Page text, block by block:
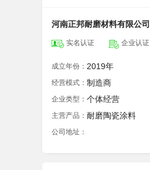
河南正邦耐磨材料有限公司
实名认证 企业认证
成立年份： 2019年
经营模式： 制造商
企业类型： 个体经营
主营产品： 耐磨陶瓷涂料
公司地址：